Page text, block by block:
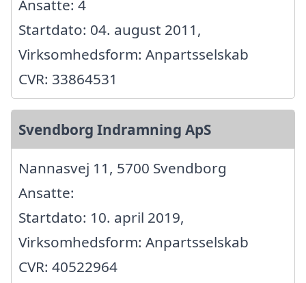
Ansatte: 4
Startdato: 04. august 2011,
Virksomhedsform: Anpartsselskab
CVR: 33864531
Svendborg Indramning ApS
Nannasvej 11, 5700 Svendborg
Ansatte:
Startdato: 10. april 2019,
Virksomhedsform: Anpartsselskab
CVR: 40522964